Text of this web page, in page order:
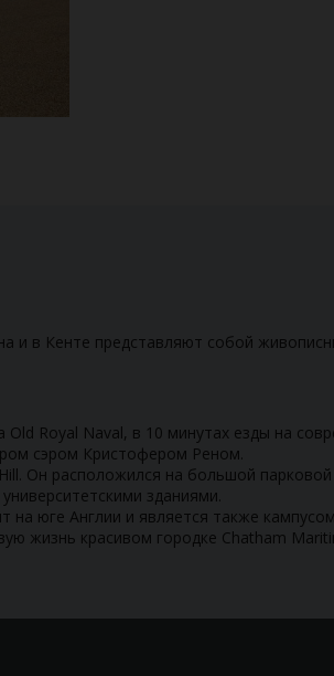
и в Кенте представляют собой
Royal Naval, в 10 минутах езды на
сэром Кристофером Реном.
Он расположился на большой
зданиями.
юге Англии и является также
жизнь красивом городке Chatham